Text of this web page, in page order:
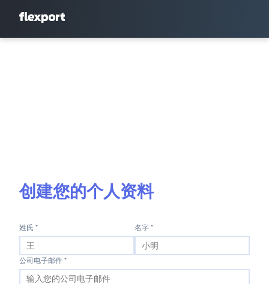
创建您的个人资料
姓氏 * 名字 *
公司电子邮件 *